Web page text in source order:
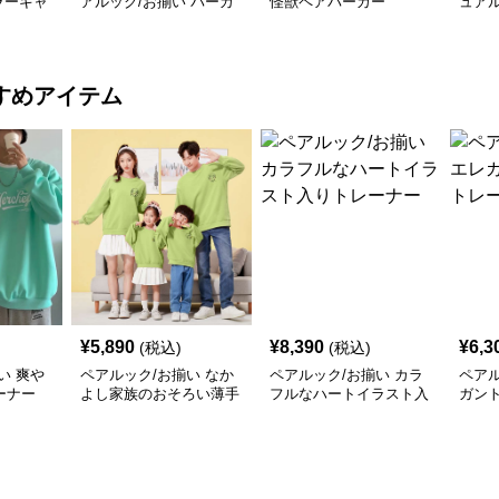
めアイテム
爽や
ナー
¥5,890 (税込)
ペアルック/お揃い なか
よし家族のおそろい薄手
¥8,390 (税込)
ペアルック/お揃い カラ
フルなハートイラスト入
¥
ペア
ガン